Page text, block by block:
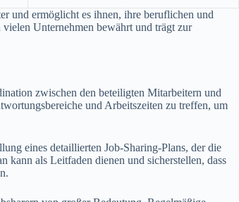
und ermöglicht es ihnen, ihre beruflichen und
Unternehmen bewährt und trägt zur
zwischen den beteiligten Mitarbeitern und
und Arbeitszeiten zu treffen, um
eines detaillierten Job-Sharing-Plans, der die
als Leitfaden dienen und sicherstellen, dass